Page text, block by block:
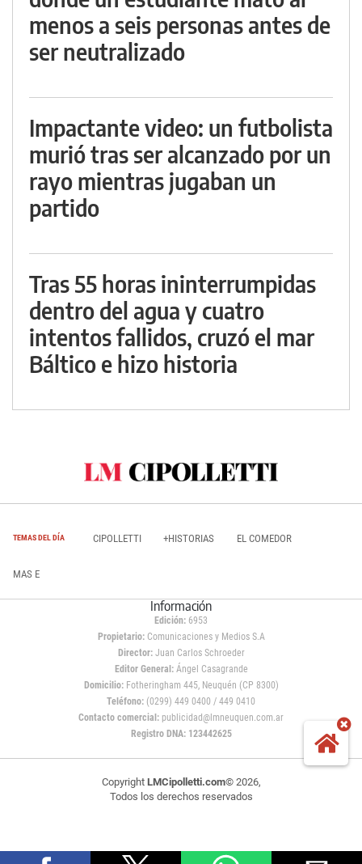
menos a seis personas antes de
ser neutralizado
Impactante video: un futbolista
murió tras ser alcanzado por un
rayo mientras jugaban un
partido
Tras 55 horas ininterrumpidas
dentro del agua y cuatro
intentos fallidos, cruzó el mar
Báltico e hizo historia
TEMAS DEL DÍA CIPOLLETTI +HISTORIAS EL COMEDOR
MAS E
Información
Edición: 6953
Propietario:Comunicaciones y Medios S.A
Director: Juan Carlos Schroeder
Editor General:Ángel Casagrande
Domicilio:Fotheringham 445, Neuquén (CP 8300)
Teléfono: (0299) 449 0400 / 449 0410
Contacto comercial: publicidad@lmneuquen.com.ar
Registro DNA: 123442625
Copyright LMCipolletti.com© 2026,
Todos los derechos reservados